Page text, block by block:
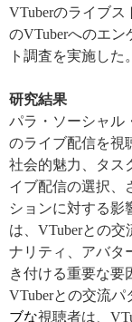
VTuberのライブス
のVTuberへのエン
ト調査を実施した。
研究結果
パラ・ソーシャル
のライブ配信を視
社会的魅力、タス
イブ配信の選択、
ションに対する影
は、 VTuberとの交
ナリティ、アバタ
き付ける重要な要
VTuberとの交流パ
ブな視聴者は、